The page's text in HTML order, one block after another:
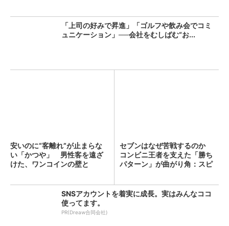
「上司の好みで昇進」「ゴルフや飲み会でコミ
ュニケーション」──会社をむしばむ“お...
安いのに“客離れ”が止まらな
い「かつや」 男性客を遠ざ
けた、ワンコインの壁と
セブンはなぜ苦戦するのか
コンビニ王者を支えた「勝ち
パターン」が曲がり角：スピ
SNSアカウントを着実に成長。実はみんなココ
使ってます。
PR(Dreaw合同会社)